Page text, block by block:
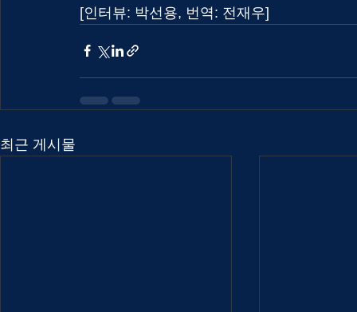
[인터뷰: 박선용, 번역: 전재우]
최근 게시물